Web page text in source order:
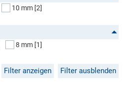
10 mm [2]
8 mm [1]
Filter anzeigen
Filter ausblenden